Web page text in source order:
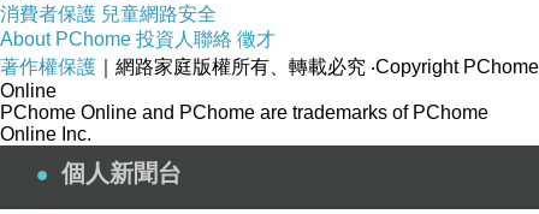
．融合全球頂尖貼膜加工技術，厚度僅達0.3mm，精準數控切割技術
消費者保護 兒童網路安全
About PChome 投資人聯絡 徵才
著作權保護 ｜網路家庭版權所有、轉載必究 ‧Copyright PChome
Online
PChome Online and PChome are trademarks of PChome
Online Inc.
個人新聞台